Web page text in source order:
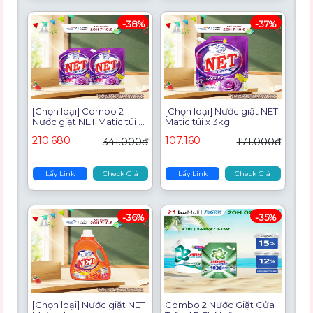
[Chọn loại] Combo 2
Nước giặt NET Matic túi x
210.680 341.000đ
Lấy Link Check Giá
-38%
[Chọn loại] Nước giặt NET
Matic túi x 3kg
107.160 171.000đ
Lấy Link Check Giá
-37%
[Chọn loại] Nước giặt NET
-36%
Combo 2 Nước Giặt Cửa
-35%